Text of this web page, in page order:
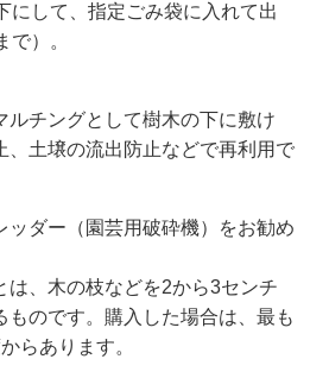
にして、指定ごみ袋に入れて出
で）。
ルチングとして樹木の下に敷け
、土壌の流出防止などで再利用で
ッダー（園芸用破砕機）をお勧め
は、木の枝などを2から3センチ
ものです。購入した場合は、最も
らあります。